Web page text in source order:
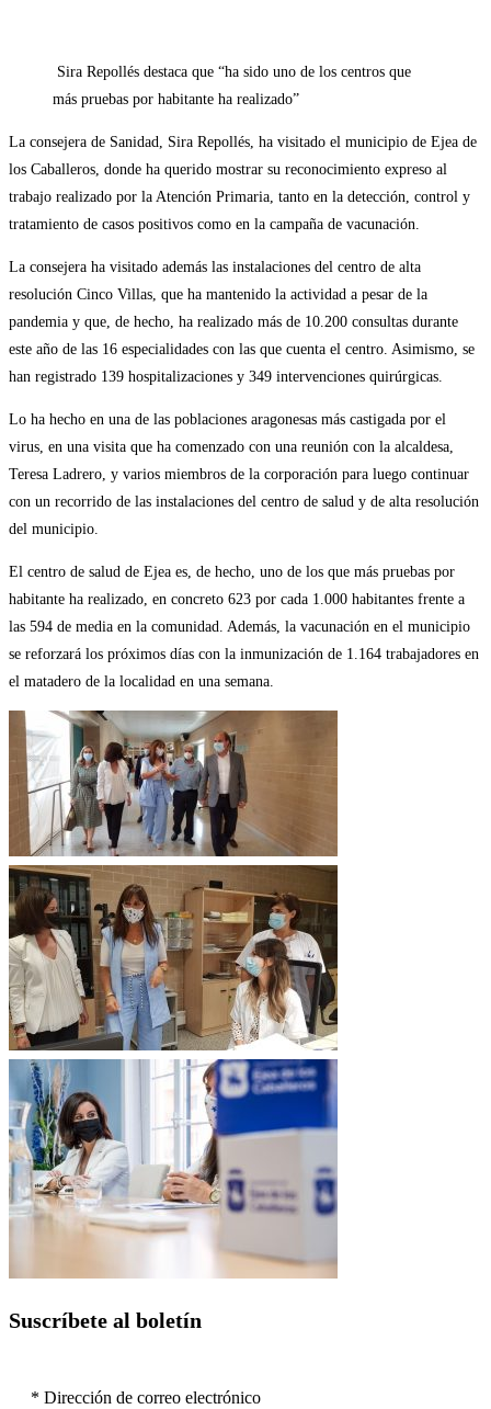
Sira Repollés destaca que “ha sido uno de los centros que
más pruebas por habitante ha realizado”
La consejera de Sanidad, Sira Repollés, ha visitado el municipio de Ejea de
los Caballeros, donde ha querido mostrar su reconocimiento expreso al
trabajo realizado por la Atención Primaria, tanto en la detección, control y
tratamiento de casos positivos como en la campaña de vacunación.
La consejera ha visitado además las instalaciones del centro de alta
resolución Cinco Villas, que ha mantenido la actividad a pesar de la
pandemia y que, de hecho, ha realizado más de 10.200 consultas durante
este año de las 16 especialidades con las que cuenta el centro. Asimismo, se
han registrado 139 hospitalizaciones y 349 intervenciones quirúrgicas.
Lo ha hecho en una de las poblaciones aragonesas más castigada por el
virus, en una visita que ha comenzado con una reunión con la alcaldesa,
Teresa Ladrero, y varios miembros de la corporación para luego continuar
con un recorrido de las instalaciones del centro de salud y de alta resolución
del municipio.
El centro de salud de Ejea es, de hecho, uno de los que más pruebas por
habitante ha realizado, en concreto 623 por cada 1.000 habitantes frente a
las 594 de media en la comunidad. Además, la vacunación en el municipio
se reforzará los próximos días con la inmunización de 1.164 trabajadores en
el matadero de la localidad en una semana.
Suscríbete al boletín
* Dirección de correo electrónico